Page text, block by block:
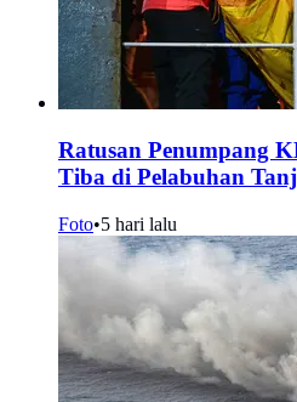
Ratusan Penumpang
Tiba di Pelabuhan
Foto•5 hari lalu